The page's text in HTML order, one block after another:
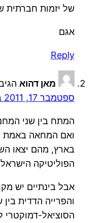
של יזמות
אגם
Reply
מאן דהוא
ספטמבר 17, 2011 בשעה 3:44 pm
המתח בין שני
ואם המחאה באמת
בארץ, מהם יצאו
הפוליטיקה
אבל בינתיים יש
והפרייה הדדית
הסוציאל-דמוקטרי